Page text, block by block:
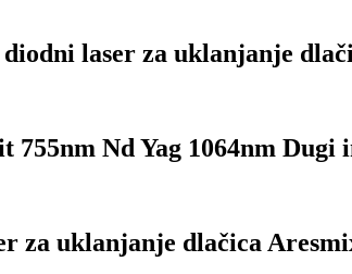
laser za uklanjanje
755nm Nd Yag 1064nm
za uklanjanje dlačica